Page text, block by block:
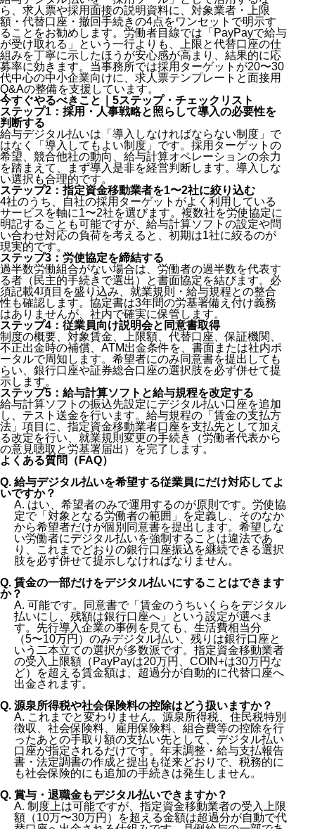
ら、求人票や採用面接の説明資料に、対象業者・上限
額・代替口座・撤回手続きの4点をワンセットで明示す
ることをお勧めします。労働者目線では「PayPayで給与
が受け取れる」という一行よりも、上限と代替口座の仕
組みを丁寧に示したほうが安心感が高まり、結果的に応
募率に効きます。当事務所では採用ターゲットが20〜30
代中心の中小企業向けに、求人票テンプレートと面接用
Q&Aの整備を支援しています。
今すぐやるべきこと｜5ステップ・チェックリスト
ステップ1：採用・人事戦略と照らして導入の必要性を
判断する
給与デジタル払いは「導入しなければならない制度」で
はなく「導入してもよい制度」です。採用ターゲットの
希望、競合他社の動向、給与計算オペレーションの余力
を踏まえて、まず導入是非を経営判断します。導入しな
い選択も合理的です。
ステップ2：指定資金移動業者を1〜2社に絞り込む
4社のうち、自社の採用ターゲットがよく利用している
サービスを軸に1〜2社を選びます。複数社を労使協定に
明記することも可能ですが、給与計算ソフトの設定や問
い合わせ対応の負荷を考えると、初期は1社に絞るのが
現実的です。
ステップ3：労使協定を締結する
過半数労働組合がない場合は、労働者の過半数を代表す
る者（民主的手続きで選出）と書面協定を結びます。必
須記載4項目を盛り込み、就業規則・給与規程との整合
性も確認します。協定書は3年間の労基署備え付け義務
はありませんが、社内で確実に保管します。
ステップ4：従業員向け説明会と同意書取得
制度の概要、対象賃金、上限額、代替口座、保証機関、
不正出金時の補償、ATM出金条件を、書面または社内ポ
ータルで周知します。希望者にのみ同意書を提出しても
らい、銀行口座や証券総合口座の選択肢を必ず併せて提
示します。
ステップ5：給与計算ソフトと給与規程を改定する
給与計算ソフトの振込先設定にデジタル払い口座を追加
し、テスト送金を行います。給与規程の「賃金の支払方
法」項目に、指定資金移動業者口座を支払先として加え
る改定を行い、就業規則変更の手続き（労働者代表から
の意見聴取と労基署届出）を完了します。
よくある質問（FAQ）
Q. 給与デジタル払いを希望する従業員にだけ対応してよ
いですか？
A. はい、希望者のみで運用するのが原則です。労使協
定で「対象となる労働者の範囲」を定義し、そのなか
から希望者だけが個別同意書を提出します。希望しな
い労働者にデジタル払いを強制することは違法であ
り、これまでどおりの銀行口座振込を継続できる選択
肢を必ず併せて提示しなければなりません。
Q. 賃金の一部だけをデジタル払いにすることはできます
か？
A. 可能です。同意書で「賃金のうちいくらをデジタル
払いにし、残額は銀行口座へ」という設定が選べま
す。先行導入企業の事例を見ても、生活費相当分
（5〜10万円）のみデジタル払い、残りは銀行口座と
いう二本立ての選択が多数派です。指定資金移動業者
の受入上限額（PayPayは20万円、COIN+は30万円な
ど）を超える賃金額は、超過分が自動的に代替口座へ
出金されます。
Q. 源泉所得税や社会保険料の控除はどう扱いますか？
A. これまでと変わりません。源泉所得税、住民税特別
徴収、社会保険料、雇用保険料、組合費等の控除を行
ったあとの手取り額の支払い先として、デジタル払い
口座が指定されるだけです。年末調整・給与支払報告
書・法定調書の作成と提出も従来どおりで、税務的に
も社会保険的にも追加の手続きは発生しません。
Q. 賞与・退職金もデジタル払いできますか？
A. 制度上は可能ですが、指定資金移動業者の受入上限
額（10万〜30万円）を超える金額は超過分が自動で代